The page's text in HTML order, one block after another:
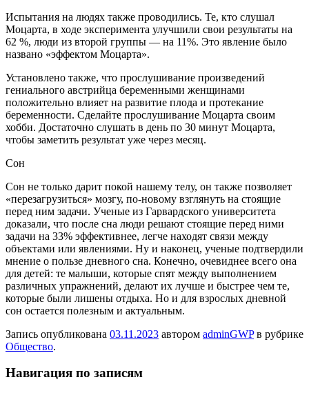
Испытания на людях также проводились. Те, кто слушал
Моцарта, в ходе эксперимента улучшили свои результаты на
62 %, люди из второй группы — на 11%. Это явление было
названо «эффектом Моцарта».
Установлено также, что прослушивание произведений
гениального австрийца беременными женщинами
положительно влияет на развитие плода и протекание
беременности. Сделайте прослушивание Моцарта своим
хобби. Достаточно слушать в день по 30 минут Моцарта,
чтобы заметить результат уже через месяц.
Сон
Сон не только дарит покой нашему телу, он также позволяет
«перезагрузиться» мозгу, по-новому взглянуть на стоящие
перед ним задачи. Ученые из Гарвардского университета
доказали, что после сна люди решают стоящие перед ними
задачи на 33% эффективнее, легче находят связи между
объектами или явлениями. Ну и наконец, ученые подтвердили
мнение о пользе дневного сна. Конечно, очевиднее всего она
для детей: те малыши, которые спят между выполнением
различных упражнений, делают их лучше и быстрее чем те,
которые были лишены отдыха. Но и для взрослых дневной
сон остается полезным и актуальным.
Запись опубликована 03.11.2023 автором adminGWPв рубрике
Общество.
Навигация по записям